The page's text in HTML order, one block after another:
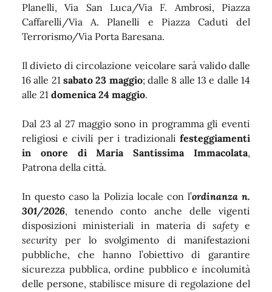
Planelli, Via San Luca/Via F. Ambrosi, Piazza
Caffarelli/Via A. Planelli e Piazza Caduti del
Terrorismo/Via Porta Baresana.
Il divieto di circolazione veicolare sarà valido dalle
16 alle 21 sabato 23 maggio; dalle 8 alle 13 e dalle 14
alle 21 domenica 24 maggio.
Dal 23 al 27 maggio sono in programma gli eventi
religiosi e civili per i tradizionali festeggiamenti
in onore di Maria Santissima Immacolata,
Patrona della città.
In questo caso la Polizia locale con l’ordinanza n.
301/2026, tenendo conto anche delle vigenti
disposizioni ministeriali in materia di safetye
security per lo svolgimento di manifestazioni
pubbliche, che hanno l’obiettivo di garantire
sicurezza pubblica, ordine pubblico e incolumità
delle persone, stabilisce misure di regolazione del